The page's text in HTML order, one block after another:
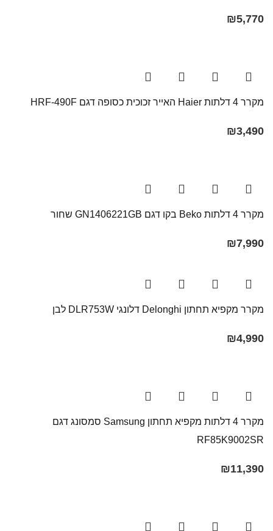
₪5,770
מקרר 4 דלתות Haier האייר זכוכית כסופה דגם HRF-490F
₪3,490
מקרר ‏4 דלתות Beko בקו ‏דגם GN1406221GB שחור
₪7,990
מקרר ‏מקפיא תחתון Delonghi דלונגי ‏DLR753W לבן
₪4,990
מקרר 4 דלתות מקפיא תחתון Samsung סמסונג דגם
RF85K9002SR
₪11,390